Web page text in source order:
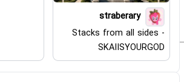
straberary
Stacks from all sides -
SKAIISYOURGOD